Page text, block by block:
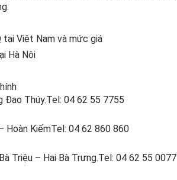
tại Việt Nam và mức giá
Hà Nội
Đạo Thúy.Tel: 04 62 55 7755
Hoàn KiếmTel: 04 62 860 860
Triệu – Hai Bà Trưng.Tel: 04 62 55 0077